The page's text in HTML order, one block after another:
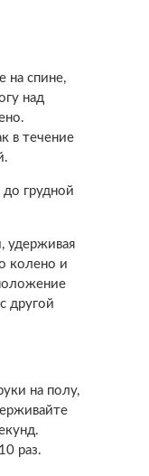
на спине,
над
в течение
грудной
удерживая
колено и
другой
на полу,
раз.